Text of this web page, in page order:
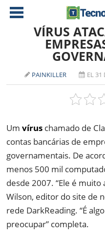
AMD
NVIDIA
NOTEBOOKS
TABLETS
NOKIA
DOWNLOADS
VÍRUS
PAINKILLER EL 31
Umvírus chamado de
contas bancárias de
governamentais. De
menos 500 mil
desde 2007. “Ele é
Wilson, editor do site de
rede DarkReading. “É
preocupar” completa.